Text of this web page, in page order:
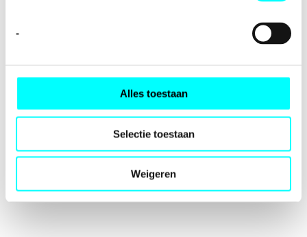
-
Alles toestaan
Selectie toestaan
Weigeren